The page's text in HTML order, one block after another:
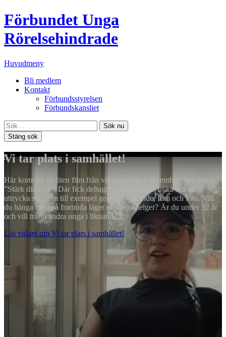
Förbundet Unga
Rörelsehindrade
Huvudmeny
Bli medlem
Kontakt
Förbundsstyrelsen
Förbundskansliet
Sök nu
Stäng sök
Vi tar plats i samhället!
Här kommer en liten film från vår temahelg i november med temat
”Stärk din röst”! Där fick deltagarna lära sig om olika sätt att
uttrycka sig, som till exempel genom skrivande, film och foto. Vill
du hänga med på framtida läger och temahelger? Är du under 32 år
och vill träffa andra unga i liknande…
Läs vidare om Vi tar plats i samhället!